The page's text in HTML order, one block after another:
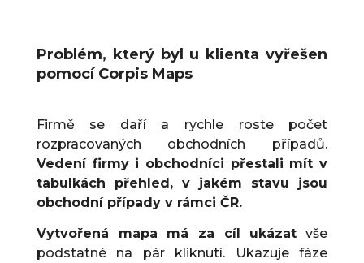
Problém, který byl u klienta vyřešen
pomocí Corpis Maps
Firmě se daří a rychle roste počet
rozpracovaných obchodních případů.
Vedení firmy i obchodníci přestali mít v
tabulkách přehled, v jakém stavu jsou
obchodní případy v rámci ČR.
Vytvořená mapa má za cíl ukázat vše
podstatné na pár kliknutí. Ukazuje fáze